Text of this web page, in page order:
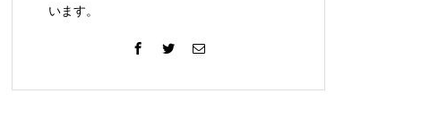
います。